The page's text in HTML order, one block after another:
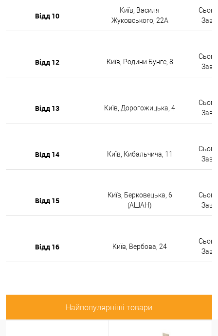
Відд 10
Київ, Василя
Жуковського, 22А
Відд 12 Київ, Родини Бунге, 8
Відд 13 Київ, Дорогожицька, 4
Відд 14 Київ, Кибальчича, 11
Відд 15
Київ, Берковецька, 6
(АШАН)
Відд 16 Київ, Вербова, 24
Найпопулярніші товари